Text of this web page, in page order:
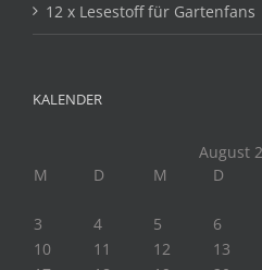
12 x Lesestoff für Gartenfans
KALENDER
August
M
D M D
3
4 5 6
10
11 12 13